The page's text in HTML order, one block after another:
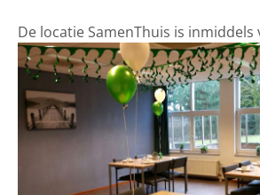
De locatie SamenThuis is inmiddels